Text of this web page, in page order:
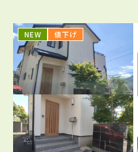
NEW 値下げ